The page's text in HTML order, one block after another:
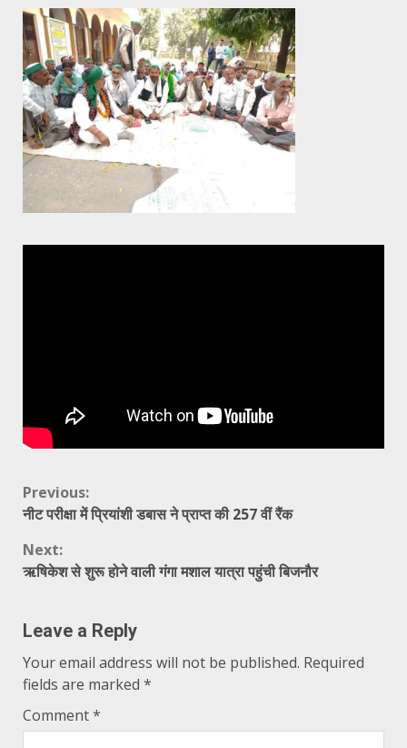
Continue
Reading
Previous:
नीट परीक्षा में प्रियांशी डबास ने प्राप्त की 257 वीं रैंक
Next:
ऋषिकेश से शुरू होने वाली गंगा मशाल यात्रा पहुंची बिजनौर
Leave a Reply
Your email address will not be published. Required
fields are marked *
Comment*